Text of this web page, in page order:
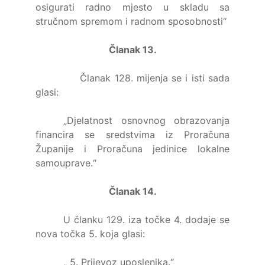
osigurati radno mjesto u skladu sa
stručnom spremom i radnom sposobnosti“
Članak 13.
Članak 128. mijenja se i isti sada
glasi:
„Djelatnost osnovnog obrazovanja
financira se sredstvima iz Proračuna
Županije i Proračuna jedinice lokalne
samouprave.“
Članak 14.
U članku 129. iza točke 4. dodaje se
nova točka 5. koja glasi:
„ 5. Prijevoz uposlenika.“